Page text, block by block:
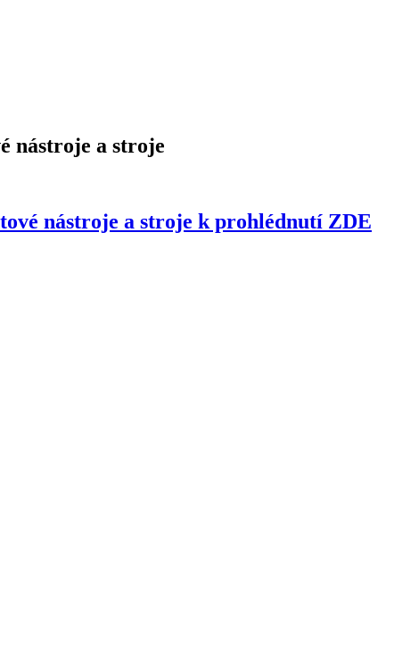
nástroje a stroje
nástroje a stroje k prohlédnutí ZDE